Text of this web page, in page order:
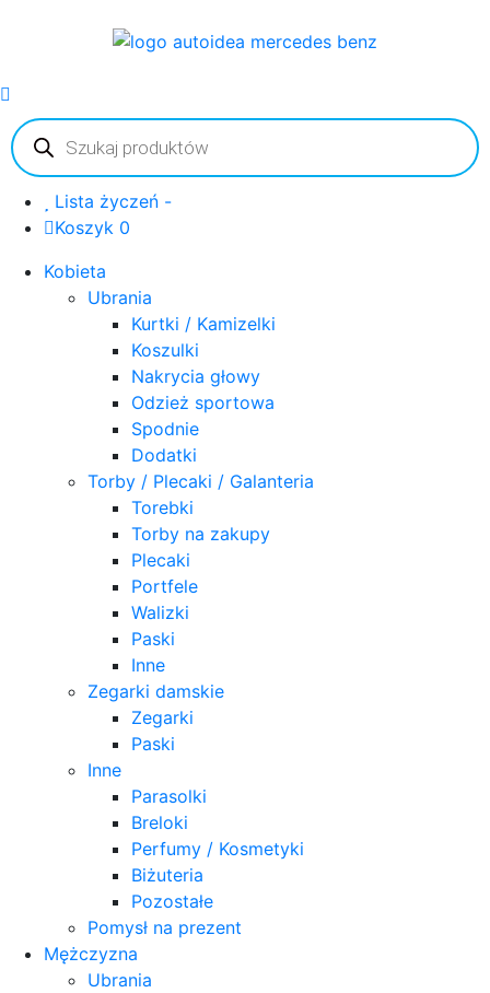
Wyszukiwarka
produktów
Lista życzeń -
Koszyk 0
Kobieta
Ubrania
Kurtki / Kamizelki
Koszulki
Nakrycia głowy
Odzież sportowa
Spodnie
Dodatki
Torby / Plecaki / Galanteria
Torebki
Torby na zakupy
Plecaki
Portfele
Walizki
Paski
Inne
Zegarki damskie
Zegarki
Paski
Inne
Parasolki
Breloki
Perfumy / Kosmetyki
Biżuteria
Pozostałe
Pomysł na prezent
Mężczyzna
Ubrania